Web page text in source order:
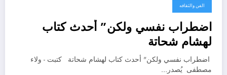
21 مايو، 2022
الفن والثقافه
اضطراب نفسي ولكن” أحدث كتاب
لهشام شحاتة
‎ اضطراب نفسي ولكن" أحدث كتاب لهشام شحاتة كتبت - ولاء
مصطفى ‎ ‎يُصدر…